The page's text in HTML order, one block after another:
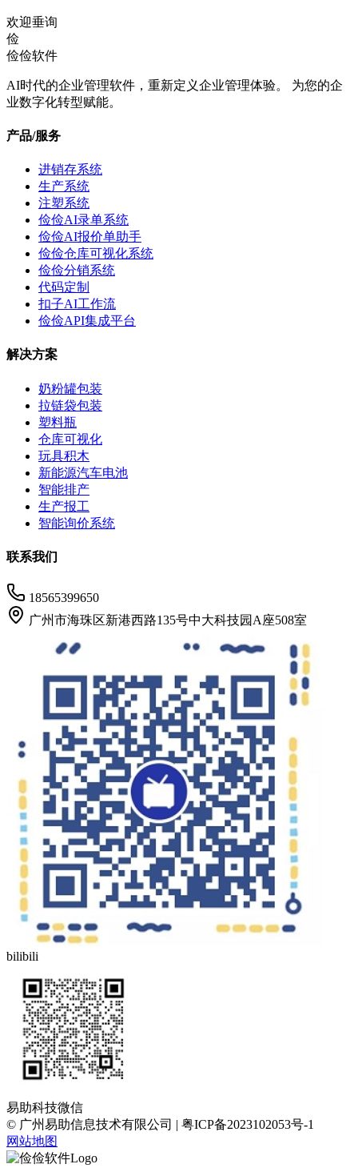
欢迎垂询
俭
俭俭软件
AI时代的企业管理软件，重新定义企业管理体验。 为您的企
业数字化转型赋能。
产品/服务
进销存系统
生产系统
注塑系统
俭俭AI录单系统
俭俭AI报价单助手
俭俭仓库可视化系统
俭俭分销系统
代码定制
扣子AI工作流
俭俭API集成平台
解决方案
奶粉罐包装
拉链袋包装
塑料瓶
仓库可视化
玩具积木
新能源汽车电池
智能排产
生产报工
智能询价系统
联系我们
18565399650
广州市海珠区新港西路135号中大科技园A座508室
bilibili
易助科技微信
© 广州易助信息技术有限公司 | 粤ICP备2023102053号-1
网站地图